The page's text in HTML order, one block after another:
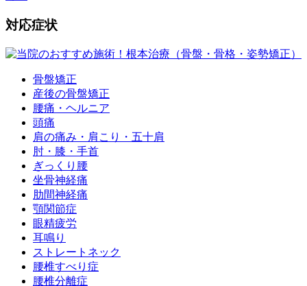
対応症状
骨盤矯正
産後の骨盤矯正
腰痛・ヘルニア
頭痛
肩の痛み・肩こり・五十肩
肘・膝・手首
ぎっくり腰
坐骨神経痛
肋間神経痛
顎関節症
眼精疲労
耳鳴り
ストレートネック
腰椎すべり症
腰椎分離症